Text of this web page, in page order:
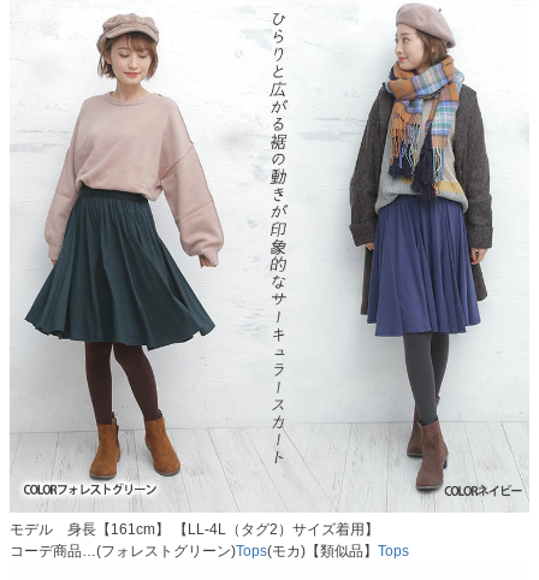
モデル 身長【161cm】 【LL-4L（タグ2）サイズ着用】
コーデ商品…(フォレストグリーン)Tops(モカ)【類似品】 Tops